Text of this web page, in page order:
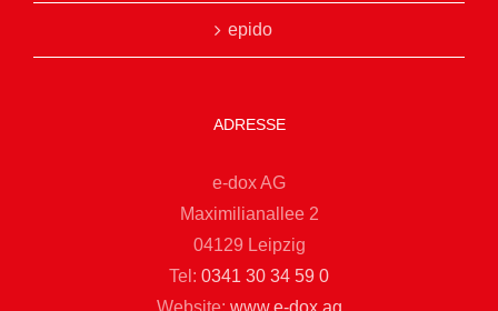
epido
ADRESSE
e-dox AG
Maximilianallee 2
04129 Leipzig
Tel: 0341 30 34 59 0